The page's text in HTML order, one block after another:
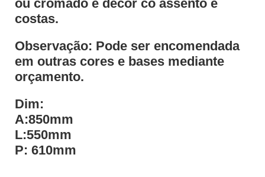
ou cromado e decor co assento e
costas.
Observação: Pode ser encomendada
em outras cores e bases mediante
orçamento.
Dim:
A:850mm
L:550mm
P: 610mm